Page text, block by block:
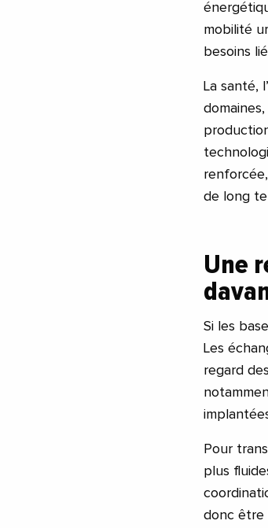
mobilité
besoins
La santé,
de long
Une
Si les
Les
regard
Pour
plus
donc être